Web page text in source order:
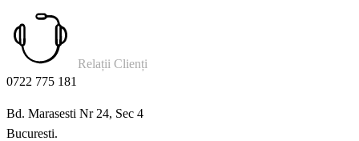
Relații Clienți
0722 775 181
Bd. Marasesti Nr 24, Sec 4
Bucuresti.